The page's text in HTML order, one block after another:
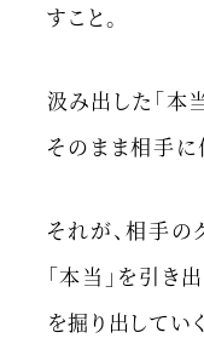
すこと。
汲み出した「本
そのまま相手に
それが、相手の
「本当」を引き
を掘り出してい